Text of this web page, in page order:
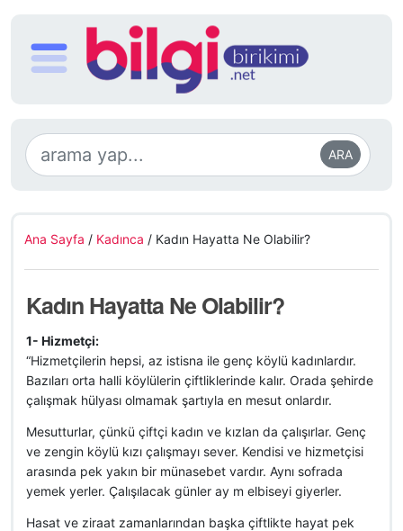
ARA
Ana Sayfa / Kadınca / Kadın Hayatta Ne Olabilir?
Kadın Hayatta Ne Olabilir?
1- Hizmetçi:
“Hizmetçilerin hepsi, az istisna ile genç köylü kadınlardır.
Bazıları orta halli köylülerin çiftliklerinde kalır. Orada şehirde
çalışmak hülyası olmamak şartıyla en mesut onlardır.
Mesutturlar, çünkü çiftçi kadın ve kızlan da çalışırlar. Genç
ve zengin köylü kızı çalışmayı sever. Kendisi ve hizmetçisi
arasında pek yakın bir münasebet vardır. Aynı sofrada
yemek yerler. Çalışılacak günler ay m elbiseyi giyerler.
Hasat ve ziraat zamanlarından başka çiftlikte hayat pek